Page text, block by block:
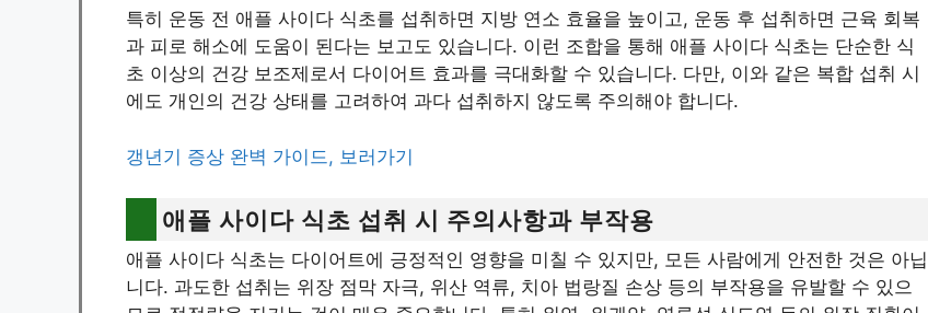
특히 운동 전 애플 사이다 식초를 섭취하면 지방 연소 효율을 높이고, 운동 후 섭취하면 근육 회복
과 피로 해소에 도움이 된다는 보고도 있습니다. 이런 조합을 통해 애플 사이다 식초는 단순한 식
초 이상의 건강 보조제로서 다이어트 효과를 극대화할 수 있습니다. 다만, 이와 같은 복합 섭취 시
에도 개인의 건강 상태를 고려하여 과다 섭취하지 않도록 주의해야 합니다.
갱년기 증상 완벽 가이드, 보러가기
애플 사이다 식초 섭취 시 주의사항과 부작용
애플 사이다 식초는 다이어트에 긍정적인 영향을 미칠 수 있지만, 모든 사람에게 안전한 것은 아닙
니다. 과도한 섭취는 위장 점막 자극, 위산 역류, 치아 법랑질 손상 등의 부작용을 유발할 수 있으